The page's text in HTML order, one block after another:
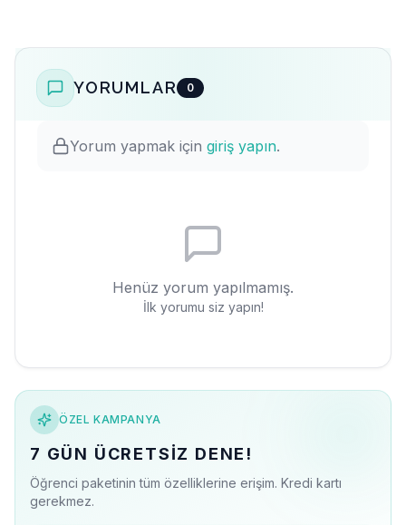
YORUMLAR 0
Yorum yapmak için giriş yapın.
Henüz yorum yapılmamış.
İlk yorumu siz yapın!
ÖZEL KAMPANYA
7 GÜN ÜCRETSIZ DENE!
Öğrenci paketinin tüm özelliklerine erişim. Kredi kartı
gerekmez.